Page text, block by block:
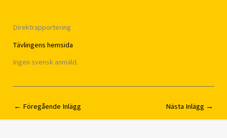
Direktrapportering
Tävlingens hemsida
Ingen svensk anmäld.
← Föregående Inlägg Nästa Inlägg →